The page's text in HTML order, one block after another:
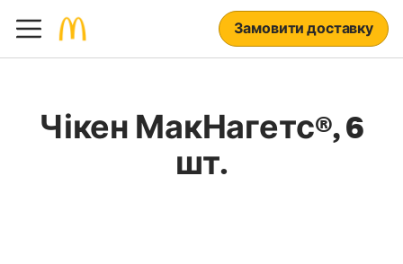
Замовити доставку
Чікен МакНагетс®, 6
шт.